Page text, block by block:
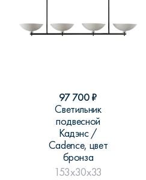
97 700₽
Светильник
подвесной
Кадэнс /
Cadence, цвет
бронза
153x30x33